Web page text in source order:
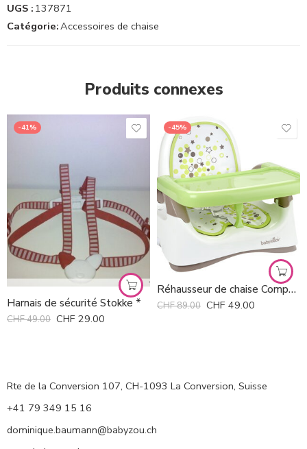
UGS : 137871
Catégorie:Accessoires de chaise
Produits connexes
-41%
Harnais de sécurité Stokke *
CHF49.00 CHF 29.00
-45%
Réhausseur de chaise Compact Babymoov *
CHF89.00 CHF 49.00
Rte de la Conversion 107, CH-1093 La Conversion, Suisse
+41 79 349 15 16
dominique.baumann@babyzou.ch